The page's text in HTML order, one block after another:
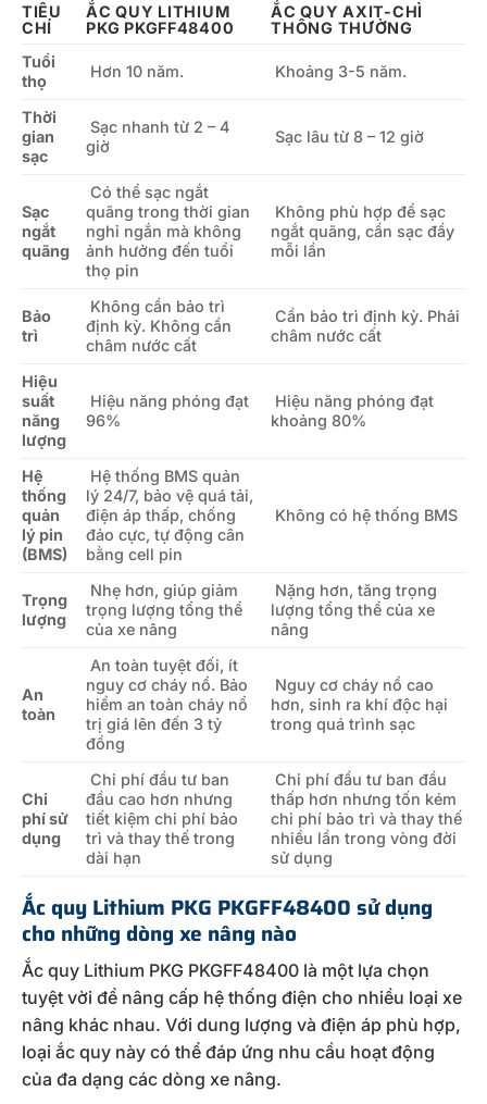
TIÊU
CHÍ
ẮC QUY LITHIUM
PKG PKGFF48400
ẮC QUY AXIT-CHÌ
THÔNG THƯỜNG
Tuổi
thọ
Hơn 10 năm. Khoảng 3-5 năm.
Thời
gian
sạc
Sạc nhanh từ 2 – 4
giờ
Sạc lâu từ 8 – 12 giờ
Sạc
ngắt
quãng
Có thể sạc ngắt
quãng trong thời gian
nghỉ ngắn mà không
ảnh hưởng đến tuổi
thọ pin
Không phù hợp để sạc
ngắt quãng, cần sạc đầy
mỗi lần
Bảo
trì
Không cần bảo trì
định kỳ. Không cần
châm nước cất
Cần bảo trì định kỳ. Phải
châm nước cất
Hiệu
suất
năng
lượng
Hiệu năng phóng đạt
96%
Hiệu năng phóng đạt
khoảng 80%
Hệ
thống
quản
lý pin
(BMS)
Hệ thống BMS quản
lý 24/7, bảo vệ quá tải,
điện áp thấp, chống
đảo cực, tự động cân
bằng cell pin
Không có hệ thống BMS
Trọng
lượng
Nhẹ hơn, giúp giảm
trọng lượng tổng thể
của xe nâng
Nặng hơn, tăng trọng
lượng tổng thể của xe
nâng
An
toàn
An toàn tuyệt đối, ít
nguy cơ cháy nổ. Bảo
hiểm an toàn cháy nổ
trị giá lên đến 3 tỷ
đồng
Nguy cơ cháy nổ cao
hơn, sinh ra khí độc hại
trong quá trình sạc
Chi
phí sử
dụng
Chi phí đầu tư ban
đầu cao hơn nhưng
tiết kiệm chi phí bảo
trì và thay thế trong
dài hạn
Chi phí đầu tư ban đầu
thấp hơn nhưng tốn kém
chi phí bảo trì và thay thế
nhiều lần trong vòng đời
sử dụng
Ắc quy Lithium PKG PKGFF48400 sử dụng
cho những dòng xe nâng nào
Ắc quy Lithium PKG PKGFF48400 là một lựa chọn
tuyệt vời để nâng cấp hệ thống điện cho nhiều loại xe
nâng khác nhau. Với dung lượng và điện áp phù hợp,
loại ắc quy này có thể đáp ứng nhu cầu hoạt động
của đa dạng các dòng xe nâng.